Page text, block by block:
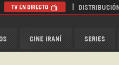
CINE IRANÍ SERIES
TV EN DIRECTO DISTRIBUCIÓN